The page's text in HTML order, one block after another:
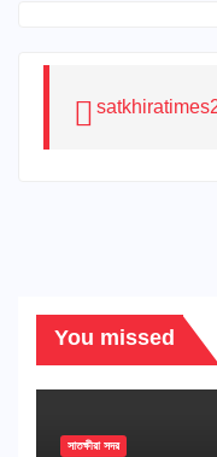
You missed
সাতক্ষীরা সদর